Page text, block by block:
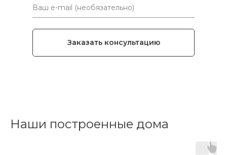
Ваш e-mail (необязательно)
Заказать консультацию
Наши построенные дома